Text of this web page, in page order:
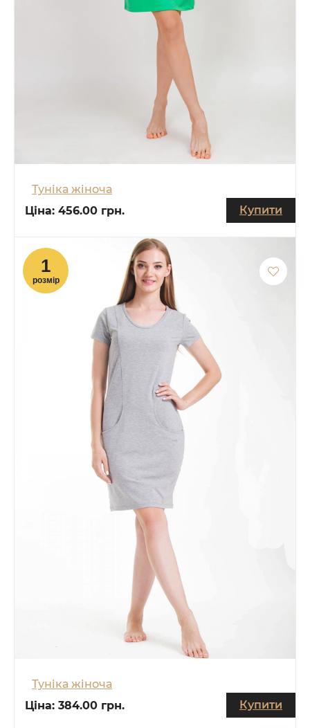
Туніка жіноча
Ціна: 456.00 грн. Купити
Туніка жіноча
Ціна: 384.00 грн. Купити